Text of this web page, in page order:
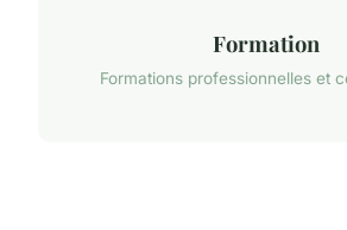
Formation
Formations professionnelles et